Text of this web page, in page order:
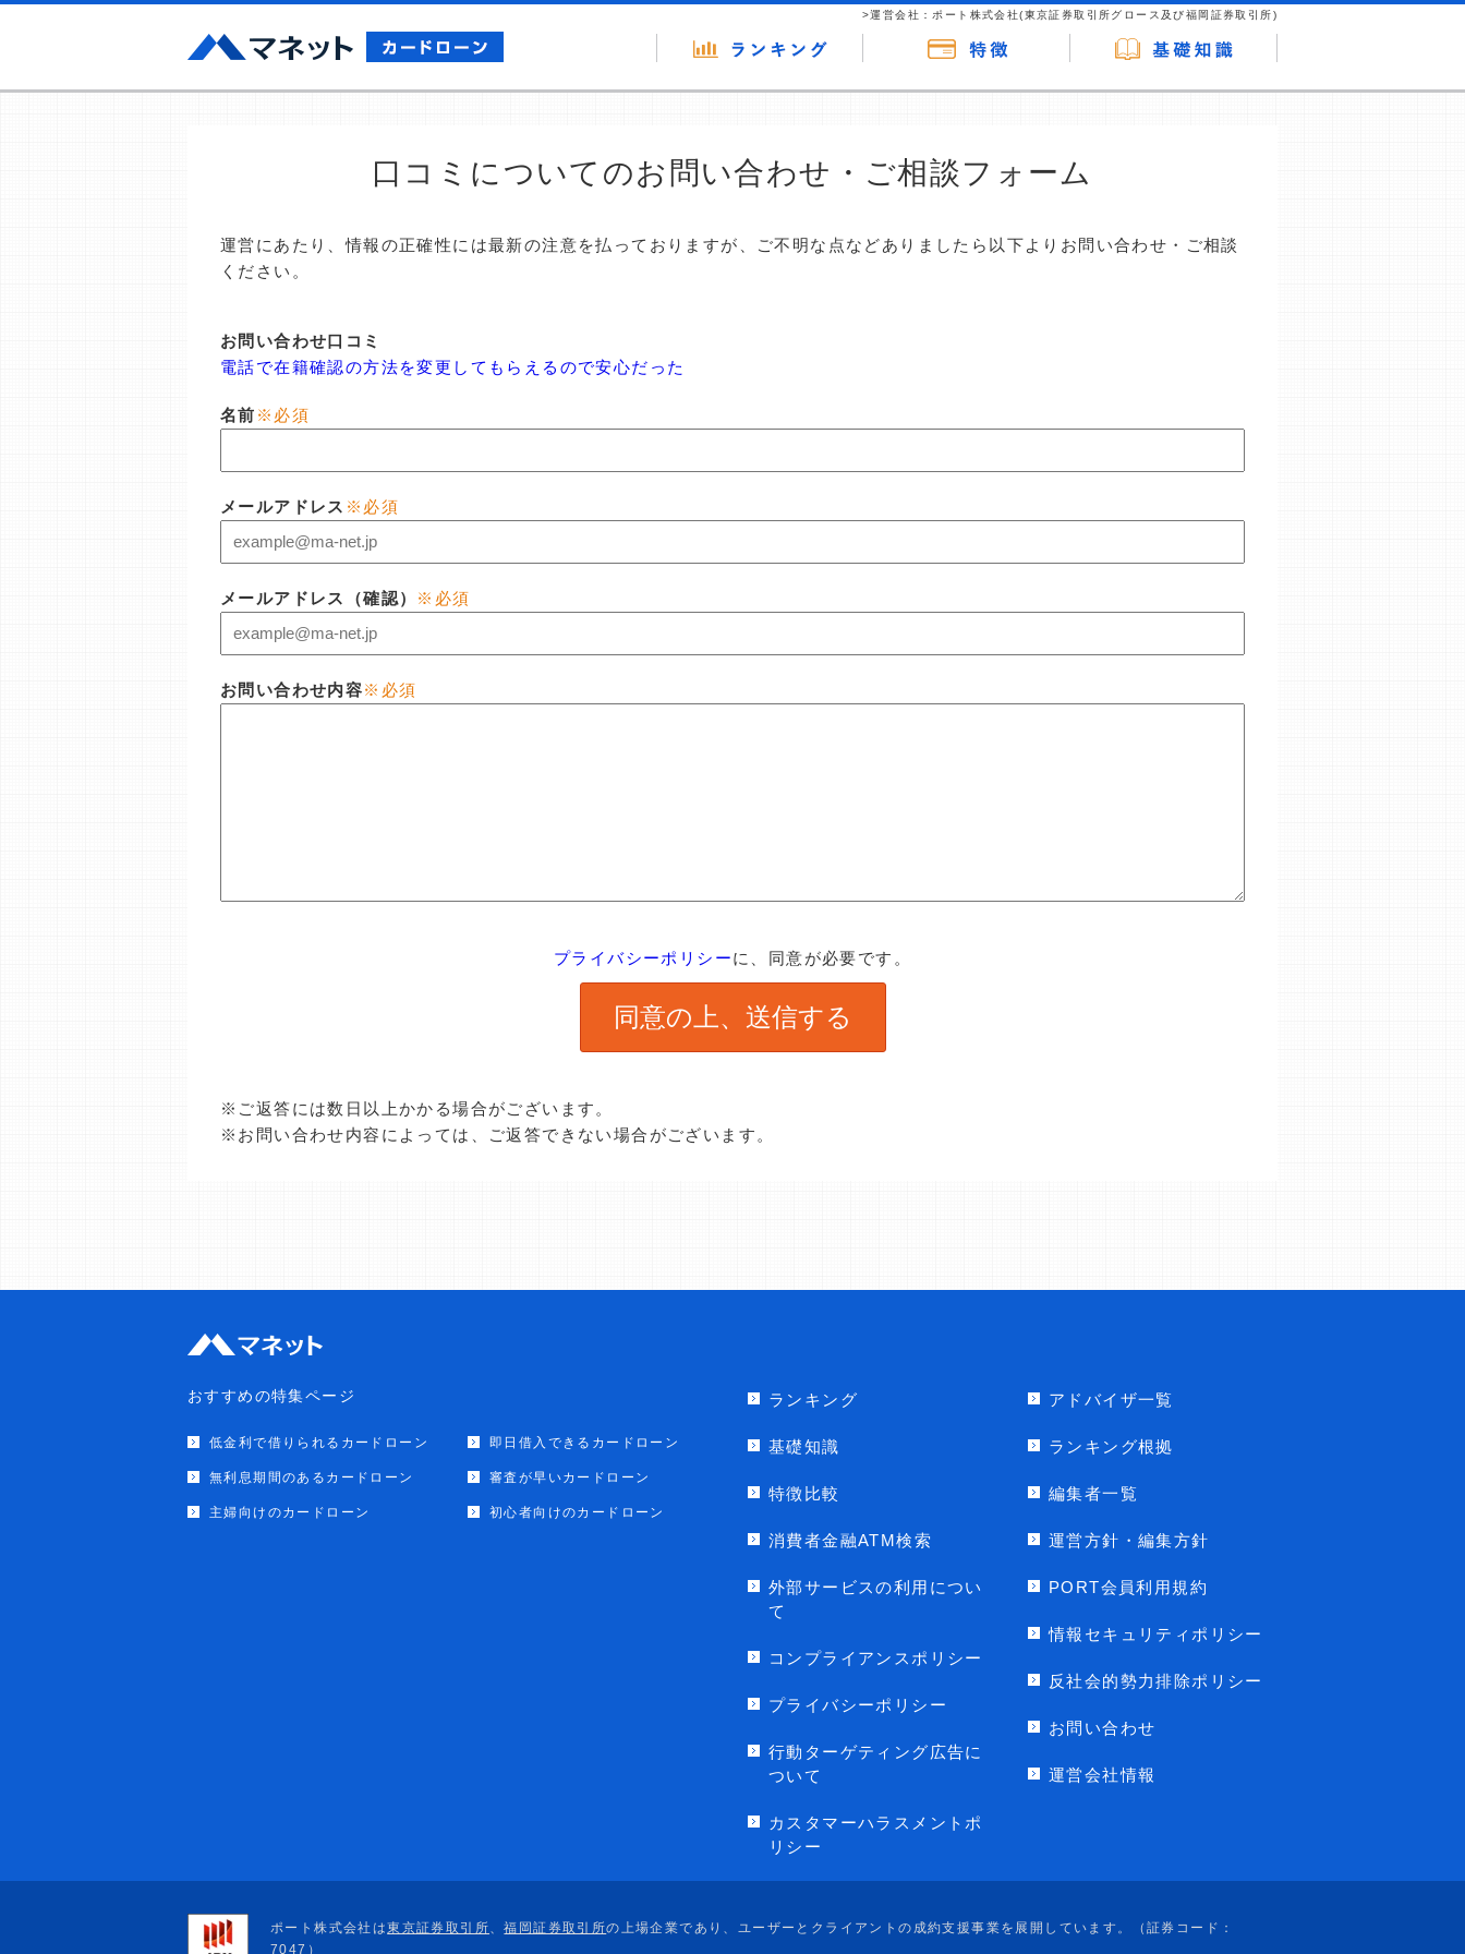
>運営会社：ポート株式会社(東京証券取引所グロース及び福岡証券取引所)
口コミについてのお問い合わせ・ご相談フォーム
運営にあたり、情報の正確性には最新の注意を払っておりますが、ご不明な点などありましたら以下よりお問い合わせ・ご相談
ください。
お問い合わせ口コミ
電話で在籍確認の方法を変更してもらえるので安心だった
名前 ※必須
メールアドレス ※必須
メールアドレス（確認） ※必須
お問い合わせ内容※必須
プライバシーポリシーに、同意が必要です。
※ご返答には数日以上かかる場合がございます。
※お問い合わせ内容によっては、ご返答できない場合がございます。
おすすめの特集ページ
低金利で借りられるカードローン 即日借入できるカードローン
無利息期間のあるカードローン 審査が早いカードローン
主婦向けのカードローン 初心者向けのカードローン
ランキング
基礎知識
特徴比較
消費者金融ATM検索
外部サービスの利用につい
て
コンプライアンスポリシー
プライバシーポリシー
行動ターゲティング広告に
ついて
カスタマーハラスメントポ
リシー
アドバイザ一覧
ランキング根拠
編集者一覧
運営方針・編集方針
PORT会員利用規約
情報セキュリティポリシー
反社会的勢力排除ポリシー
お問い合わせ
運営会社情報